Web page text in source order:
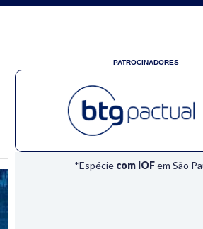
PATROCINADORES